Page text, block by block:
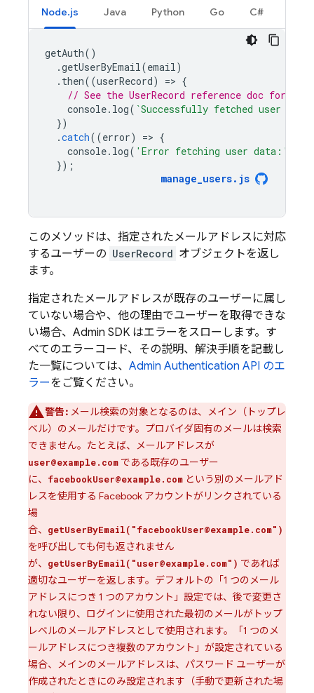
Node.js Java Python Go C#
getAuth()
.getUserByEmail(email)
. then((userRecord) => {
// See the UserRecord reference doc for the
console. log( `Successfully fetched user
})
.catch((error) => {
console. log( 'Error fetching user data:'
});
manage_users. js
このメソッドは、指定されたメールアドレスに対応
するユーザーの UserRecord オブジェクトを返し
ます。
指定されたメールアドレスが既存のユーザーに属し
ていない場合や、他の理由でユーザーを取得できな
い場合、Admin SDK はエラーをスローします。す
べてのエラーコード、その説明、解決手順を記載し
た一覧については、 Admin Authentication API のエ
ラーをご覧ください。
警告:メール検索の対象となるのは、メイン（トップレ
ベル）のメールだけです。プロバイダ固有のメールは検索
できません。たとえば、メールアドレスが
user@example.com である既存のユーザー
に、
facebookUser@example.com という別のメールアド
レスを使用する Facebook アカウントがリンクされている
場
合、
getUserByEmail("facebookUser@example.com")
を呼び出しても何も返されません
が、
getUserByEmail("user@example.com") であれば
適切なユーザーを返します。デフォルトの「1 つのメール
アドレスにつき 1 つのアカウント」設定では、後で変更さ
れない限り、ログインに使用された最初のメールがトップ
レベルのメールアドレスとして使用されます。「1 つのメ
ールアドレスにつき複数のアカウント」が設定されている
場合、メインのメールアドレスは、パスワード ユーザーが
作成されたときにのみ設定されます（手動で更新された場